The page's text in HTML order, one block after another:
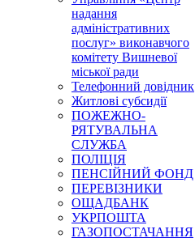
надання
адміністративних
послуг» виконавчого
комітету Вишневої
міської ради
Телефонний довідник
Житлові субсидії
ПОЖЕЖНО-
РЯТУВАЛЬНА
СЛУЖБА
ПОЛІЦІЯ
ПЕНСІЙНИЙ ФОНД
ПЕРЕВІЗНИКИ
ОЩАДБАНК
УКРПОШТА
ГАЗОПОСТАЧАННЯ